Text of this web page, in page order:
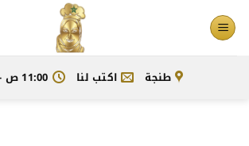
تخطي
للمحتوى
طنجة اكتب لنا 11:00 ص - 11:30 م